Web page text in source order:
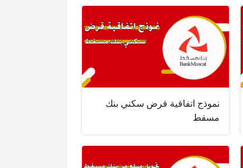
نموذج اتفاقية قرض سكني بنك
مسقط